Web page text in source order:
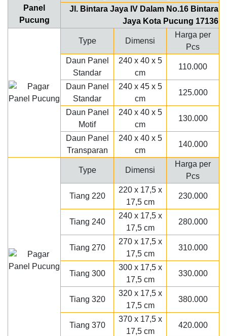
Jl. Bintara Jaya IV Dalam No.16 Bintara
Jaya Kota Pucung 17136
Type Dimensi
Harga per
Pcs
Daun Panel
Standar
240 x 40 x 5
cm
110.000
Daun Panel
Standar
240 x 45 x 5
cm
125.000
Daun Panel
Motif
240 x 40 x 5
cm
130.000
Daun Panel
Transparan
240 x 40 x 5
cm
140.000
Type Dimensi
Harga per
Pcs
Tiang 220
220 x 17,5 x
17,5 cm
230.000
Tiang 240
240 x 17,5 x
17,5 cm
280.000
Tiang 270
270 x 17,5 x
17,5 cm
310.000
Tiang 300
300 x 17,5 x
17,5 cm
330.000
Tiang 320
320 x 17,5 x
17,5 cm
380.000
Tiang 370
370 x 17,5 x
17,5 cm
420.000